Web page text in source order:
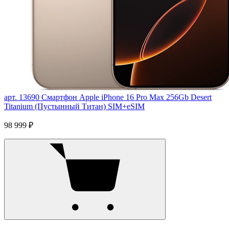
арт. 13690 Смартфон Apple iPhone 16 Pro Max 256Gb Desert
Titanium (Пустынный Титан) SIM+eSIM
98 999 ₽